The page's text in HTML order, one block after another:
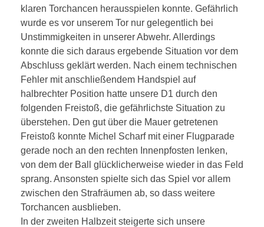
klaren Torchancen herausspielen konnte. Gefährlich
wurde es vor unserem Tor nur gelegentlich bei
Unstimmigkeiten in unserer Abwehr. Allerdings
konnte die sich daraus ergebende Situation vor dem
Abschluss geklärt werden. Nach einem technischen
Fehler mit anschließendem Handspiel auf
halbrechter Position hatte unsere D1 durch den
folgenden Freistoß, die gefährlichste Situation zu
überstehen. Den gut über die Mauer getretenen
Freistoß konnte Michel Scharf mit einer Flugparade
gerade noch an den rechten Innenpfosten lenken,
von dem der Ball glücklicherweise wieder in das Feld
sprang. Ansonsten spielte sich das Spiel vor allem
zwischen den Strafräumen ab, so dass weitere
Torchancen ausblieben.
In der zweiten Halbzeit steigerte sich unsere